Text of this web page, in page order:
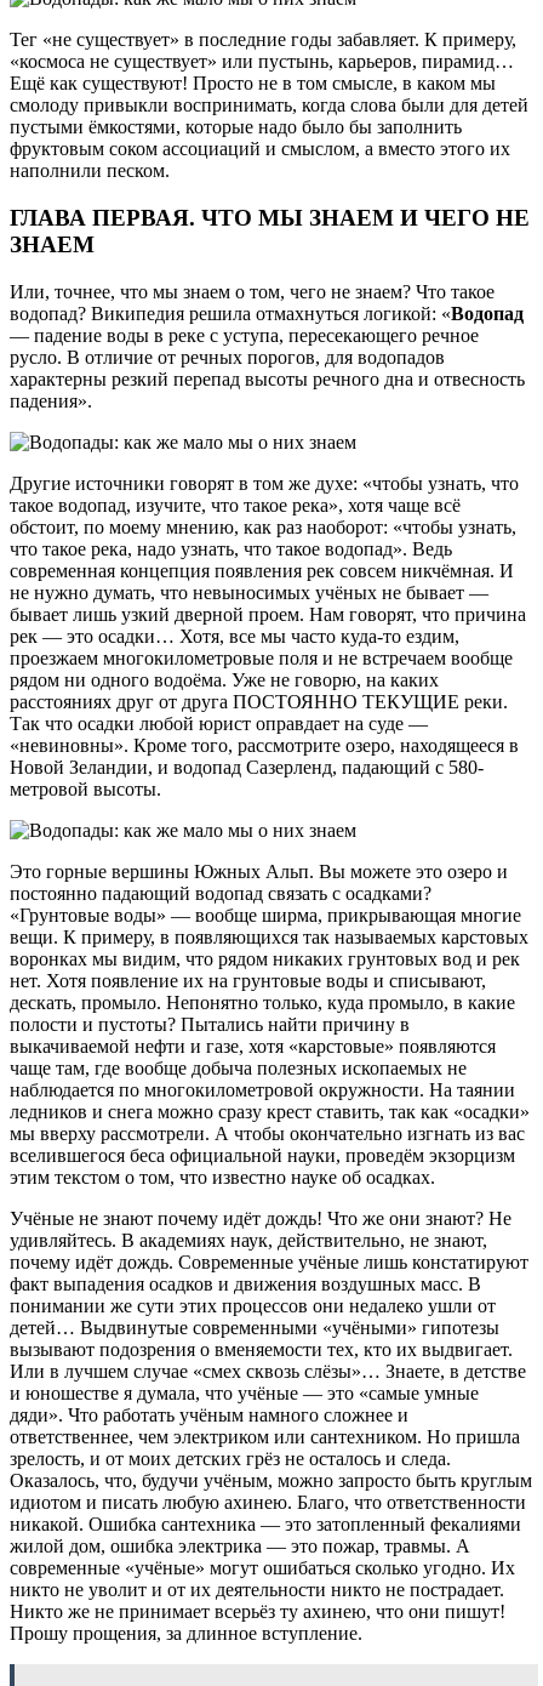
Тег «не существует» в последние годы забавляет. К примеру,
«космоса не существует» или пустынь, карьеров, пирамид…
Ещё как существуют! Просто не в том смысле, в каком мы
смолоду привыкли воспринимать, когда слова были для детей
пустыми ёмкостями, которые надо было бы заполнить
фруктовым соком ассоциаций и смыслом, а вместо этого их
наполнили песком.
ГЛАВА ПЕРВАЯ. ЧТО МЫ ЗНАЕМ И ЧЕГО НЕ
ЗНАЕМ
Или, точнее, что мы знаем о том, чего не знаем? Что такое
водопад? Википедия решила отмахнуться логикой: «Водопад
— падение воды в реке с уступа, пересекающего речное
русло. В отличие от речных порогов, для водопадов
характерны резкий перепад высоты речного дна и отвесность
падения».
Другие источники говорят в том же духе: «чтобы узнать, что
такое водопад, изучите, что такое река», хотя чаще всё
обстоит, по моему мнению, как раз наоборот: «чтобы узнать,
что такое река, надо узнать, что такое водопад». Ведь
современная концепция появления рек совсем никчёмная. И
не нужно думать, что невыносимых учёных не бывает —
бывает лишь узкий дверной проем. Нам говорят, что причина
рек — это осадки… Хотя, все мы часто куда-то ездим,
проезжаем многокилометровые поля и не встречаем вообще
рядом ни одного водоёма. Уже не говорю, на каких
расстояниях друг от друга ПОСТОЯННО ТЕКУЩИЕ реки.
Так что осадки любой юрист оправдает на суде —
«невиновны». Кроме того, рассмотрите озеро, находящееся в
Новой Зеландии, и водопад Сазерленд, падающий с 580-
метровой высоты.
Это горные вершины Южных Альп. Вы можете это озеро и
постоянно падающий водопад связать с осадками?
«Грунтовые воды» — вообще ширма, прикрывающая многие
вещи. К примеру, в появляющихся так называемых карстовых
воронках мы видим, что рядом никаких грунтовых вод и рек
нет. Хотя появление их на грунтовые воды и списывают,
дескать, промыло. Непонятно только, куда промыло, в какие
полости и пустоты? Пытались найти причину в
выкачиваемой нефти и газе, хотя «карстовые» появляются
чаще там, где вообще добыча полезных ископаемых не
наблюдается по многокилометровой окружности. На таянии
ледников и снега можно сразу крест ставить, так как «осадки»
мы вверху рассмотрели. А чтобы окончательно изгнать из вас
вселившегося беса официальной науки, проведём экзорцизм
этим текстом о том, что известно науке об осадках.
Учёные не знают почему идёт дождь! Что же они знают? Не
удивляйтесь. В академиях наук, действительно, не знают,
почему идёт дождь. Современные учёные лишь констатируют
факт выпадения осадков и движения воздушных масс. В
понимании же сути этих процессов они недалеко ушли от
детей… Выдвинутые современными «учёными» гипотезы
вызывают подозрения о вменяемости тех, кто их выдвигает.
Или в лучшем случае «смех сквозь слёзы»… Знаете, в детстве
и юношестве я думала, что учёные — это «самые умные
дяди». Что работать учёным намного сложнее и
ответственнее, чем электриком или сантехником. Но пришла
зрелость, и от моих детских грёз не осталось и следа.
Оказалось, что, будучи учёным, можно запросто быть круглым
идиотом и писать любую ахинею. Благо, что ответственности
никакой. Ошибка сантехника — это затопленный фекалиями
жилой дом, ошибка электрика — это пожар, травмы. А
современные «учёные» могут ошибаться сколько угодно. Их
никто не уволит и от их деятельности никто не пострадает.
Никто же не принимает всерьёз ту ахинею, что они пишут!
Прошу прощения, за длинное вступление.